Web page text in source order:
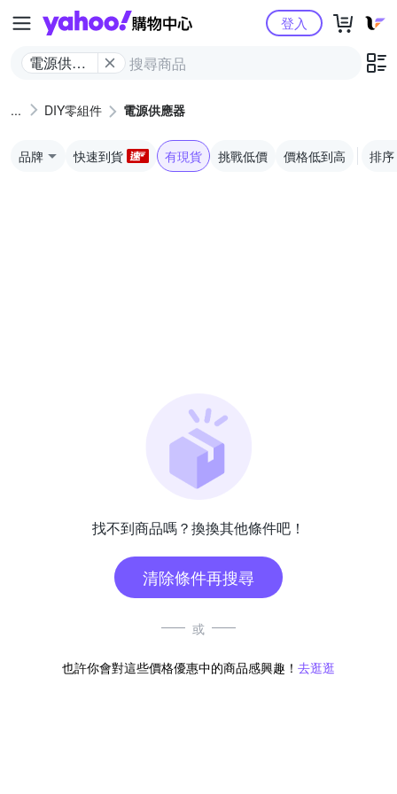
Yahoo購物中心
電源供應
登入
DIY零組件 電源供應器
品牌 快速到貨 有現貨 挑戰低價 價格低到高 排序
找不到商品嗎？換換其他條件吧！
清除條件再搜尋
或
也許你會對這些價格優惠中的商品感興趣！ 去逛逛